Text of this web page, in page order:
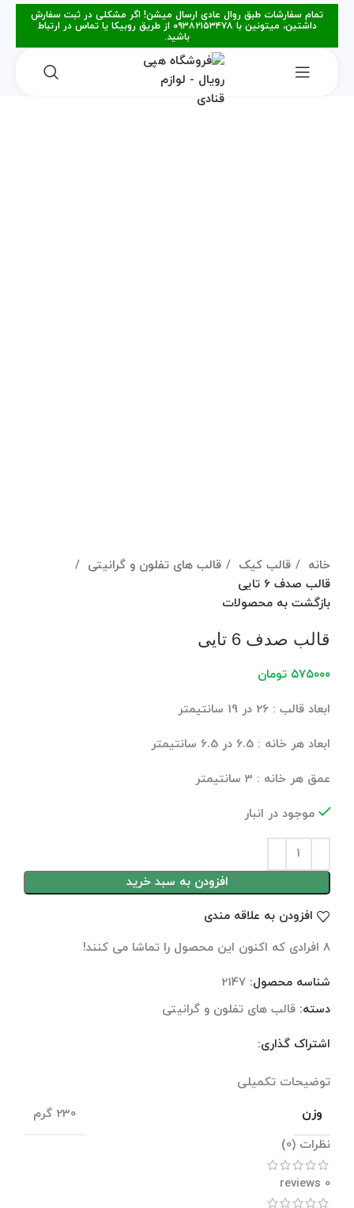
تمام سفارشات طبق روال عادی ارسال میشن! اگر مشکلی در ثبت سفارش
داشتین، میتونین با ۰۹۳۸۲۱۵۳۴۷۸ از طریق روبیکا یا تماس در ارتباط
باشید.
خانه قالب کیک
قالب های تفلون و گرانیتی
قالب صدف 6 تایی
بازگشت به محصولات
قالب صدف 6 تایی
۵۷۵۰۰۰ تومان
ابعاد قالب : 26 در 19 سانتیمتر
ابعاد هر خانه : 6.5 در 6.5 سانتیمتر
عمق هر خانه : 3 سانتیمتر
موجود در انبار
افزودن به سبد خرید
افزودن به علاقه مندی
8 افرادی که اکنون این محصول را تماشا می کنند!
شناسه محصول: 2147
دسته: قالب های تفلون و گرانیتی
اشتراک گذاری:
توضیحات تکمیلی
وزن
230 گرم
نظرات (0)
0 reviews